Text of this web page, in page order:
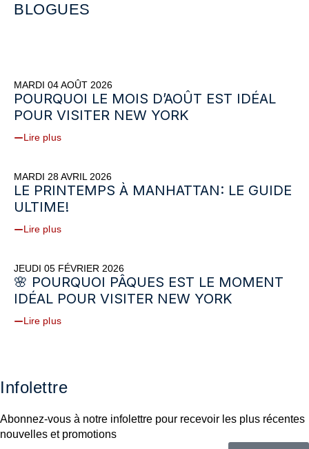
BLOGUES
MARDI 04 AOÛT 2026
POURQUOI LE MOIS D’AOÛT EST IDÉAL
POUR VISITER NEW YORK
Lire plus
MARDI 28 AVRIL 2026
LE PRINTEMPS À MANHATTAN: LE GUIDE
ULTIME!
Lire plus
JEUDI 05 FÉVRIER 2026
🌸 POURQUOI PÂQUES EST LE MOMENT
IDÉAL POUR VISITER NEW YORK
Lire plus
Infolettre
Abonnez-vous à notre infolettre pour recevoir les plus récentes
nouvelles et promotions